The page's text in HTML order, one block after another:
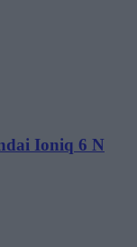
Ioniq 6 N